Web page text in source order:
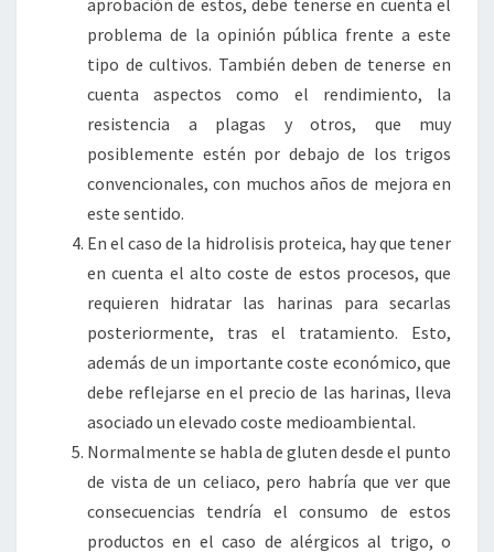
aprobación de estos, debe tenerse en cuenta el
problema de la opinión pública frente a este
tipo de cultivos. También deben de tenerse en
cuenta aspectos como el rendimiento, la
resistencia a plagas y otros, que muy
posiblemente estén por debajo de los trigos
convencionales, con muchos años de mejora en
este sentido.
En el caso de la hidrolisis proteica, hay que tener
en cuenta el alto coste de estos procesos, que
requieren hidratar las harinas para secarlas
posteriormente, tras el tratamiento. Esto,
además de un importante coste económico, que
debe reflejarse en el precio de las harinas, lleva
asociado un elevado coste medioambiental.
Normalmente se habla de gluten desde el punto
de vista de un celiaco, pero habría que ver que
consecuencias tendría el consumo de estos
productos en el caso de alérgicos al trigo, o